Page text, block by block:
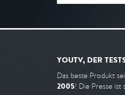
YOUTV, DER
Das beste Produkt
2005! Die Presse ist